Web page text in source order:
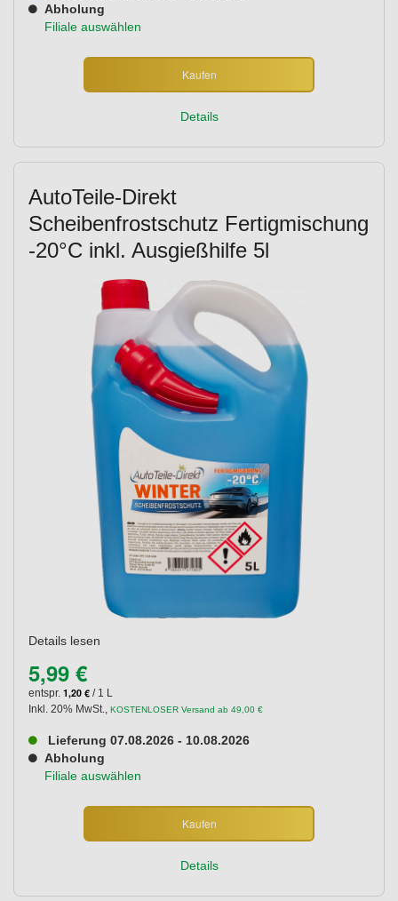
Abholung
Filiale auswählen
Kaufen
Details
AutoTeile-Direkt
Scheibenfrostschutz Fertigmischung
-20°C inkl. Ausgießhilfe 5l
Details lesen
5,99 €
entspr. 1,20 € / 1 L
Inkl. 20% MwSt., KOSTENLOSER Versand ab 49,00 €
Lieferung 07.08.2026 - 10.08.2026
Abholung
Filiale auswählen
Kaufen
Details